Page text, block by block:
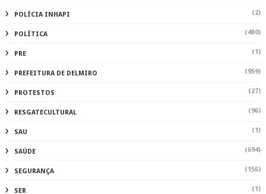
POLÍCIA INHAPI (2)
POLÍTICA (480)
PRE (1)
PREFEITURA DE DELMIRO (959)
PROTESTOS (27)
RESGATECULTURAL (96)
SAU (1)
SAÚDE (694)
SEGURANÇA (156)
SER (1)